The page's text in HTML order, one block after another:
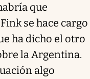
que
se hace cargo
ha dicho el otro
la Argentina.
algo